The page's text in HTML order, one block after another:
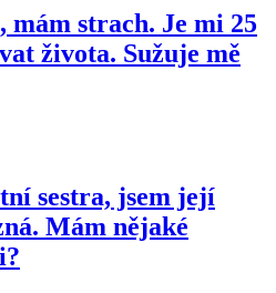
strach. Je mi 25
života. Sužuje mě
sestra, jsem její
Mám nějaké